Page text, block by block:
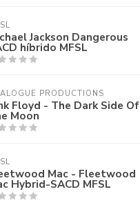
Jackson Dangerous
híbrido MFSL
PRODUCTIONS
Floyd - The Dark Side Of
Moon
Mac - Fleetwood
Hybrid-SACD MFSL